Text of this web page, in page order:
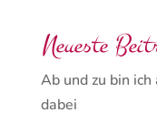
Neueste
Ab und zu bin
dabei